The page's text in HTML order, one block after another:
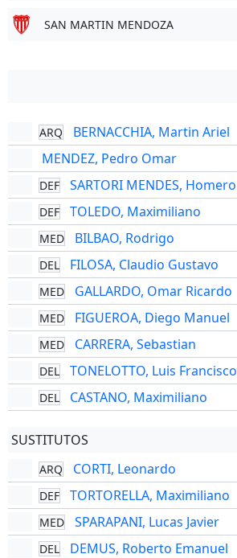
SAN MARTIN MENDOZA
ARQ
BERNACCHIA, Martin Ariel
MENDEZ, Pedro Omar
DEF SARTORI MENDES, Homero
DEF TOLEDO, Maximiliano
MED BILBAO, Rodrigo
DEL FILOSA, Claudio Gustavo
MED GALLARDO, Omar Ricardo
MED FIGUEROA, Diego Manuel
MED CARRERA, Sebastian
DEL TONELOTTO, Luis Francisco
DEL CASTANO, Maximiliano
SUSTITUTOS
ARQ CORTI, Leonardo
DEF TORTORELLA, Maximiliano
MED SPARAPANI, Lucas Javier
DEL DEMUS, Roberto Emanuel